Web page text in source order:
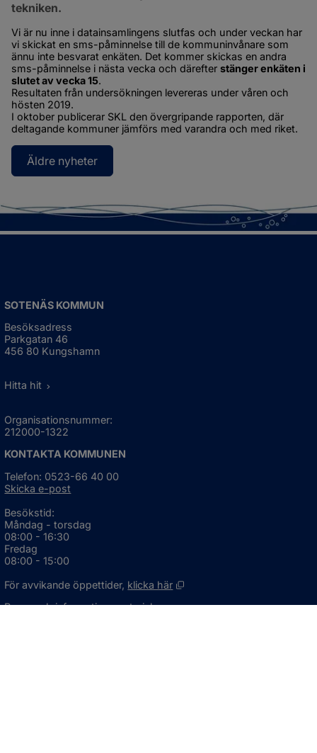
tekniken.
Vi är nu inne i datainsamlingens slutfas och under veckan har
vi skickat en sms-påminnelse till de kommuninvånare som
ännu inte besvarat enkäten. Det kommer skickas en andra
sms-påminnelse i nästa vecka och därefter stänger enkäten i
slutet av vecka 15.
Resultaten från undersökningen levereras under våren och
hösten 2019.
I oktober publicerar SKL den övergripande rapporten, där
deltagande kommuner jämförs med varandra och med riket.
Äldre nyheter
SOTENÄS KOMMUN
Besöksadress
Parkgatan 46
456 80 Kungshamn
Hitta hit
Organisationsnummer:
212000-1322
KONTAKTA KOMMUNEN
Telefon: 0523-66 40 00
Skicka e-post
Besökstid:
Måndag - torsdag
08:00 - 16:30
Fredag
08:00 - 15:00
För avvikande öppettider, klicka här
Öppnas i nytt fönster.
Press och informationsmaterial